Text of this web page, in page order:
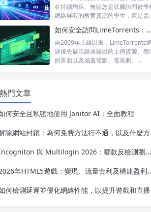
在持續增長。無論您是試圖訪問被學
網絡屏蔽的教育資源的學生，還是需
如何安全訪問
自2009年上線以來，LimeTorrents通
過優先展示經過驗證的上傳資源、簡
的界面以及涵蓋電影、電視劇、...
熱門文章
何安全且私密地使用 Janitor AI：全面教程
除網站封鎖：為何免費方法行不通，以及什麼方法才能真正長期有效
與 Multilogin 2026：哪款反檢測瀏覽器在多賬號管理方面更勝一籌？
年HTML5遊戲：變現、流量套利及構建盈利性網絡遊戲業務的完整指南
何檢測延遲並優化網絡性能，以提升遊戲和直播體驗